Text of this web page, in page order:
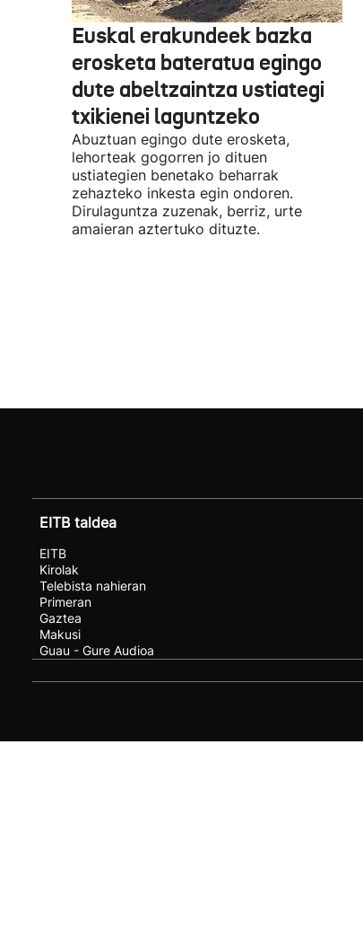
Euskal erakundeek bazka
erosketa bateratua egingo
dute abeltzaintza ustiategi
txikienei laguntzeko
Abuztuan egingo dute erosketa,
lehorteak gogorren jo dituen
ustiategien benetako beharrak
zehazteko inkesta egin ondoren.
Dirulaguntza zuzenak, berriz, urte
amaieran aztertuko dituzte.
EITB taldea
EITB
Kirolak
Telebista nahieran
Primeran
Gaztea
Makusi
Guau - Gure Audioa